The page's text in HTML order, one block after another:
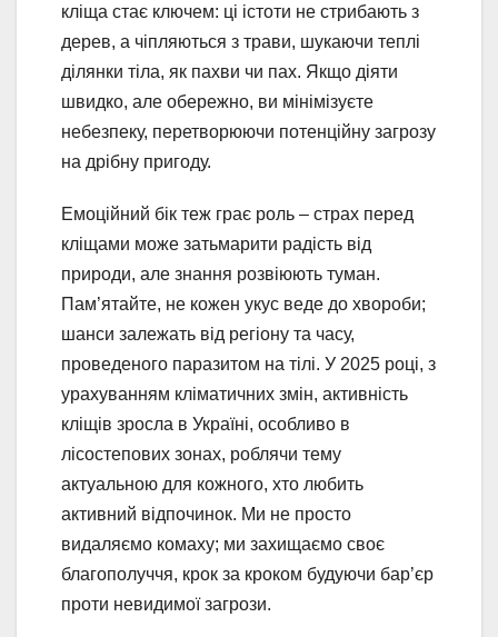
кліща стає ключем: ці істоти не стрибають з
дерев, а чіпляються з трави, шукаючи теплі
ділянки тіла, як пахви чи пах. Якщо діяти
швидко, але обережно, ви мінімізуєте
небезпеку, перетворюючи потенційну загрозу
на дрібну пригоду.
Емоційний бік теж грає роль – страх перед
кліщами може затьмарити радість від
природи, але знання розвіюють туман.
Пам’ятайте, не кожен укус веде до хвороби;
шанси залежать від регіону та часу,
проведеного паразитом на тілі. У 2025 році, з
урахуванням кліматичних змін, активність
кліщів зросла в Україні, особливо в
лісостепових зонах, роблячи тему
актуальною для кожного, хто любить
активний відпочинок. Ми не просто
видаляємо комаху; ми захищаємо своє
благополуччя, крок за кроком будуючи бар’єр
проти невидимої загрози.